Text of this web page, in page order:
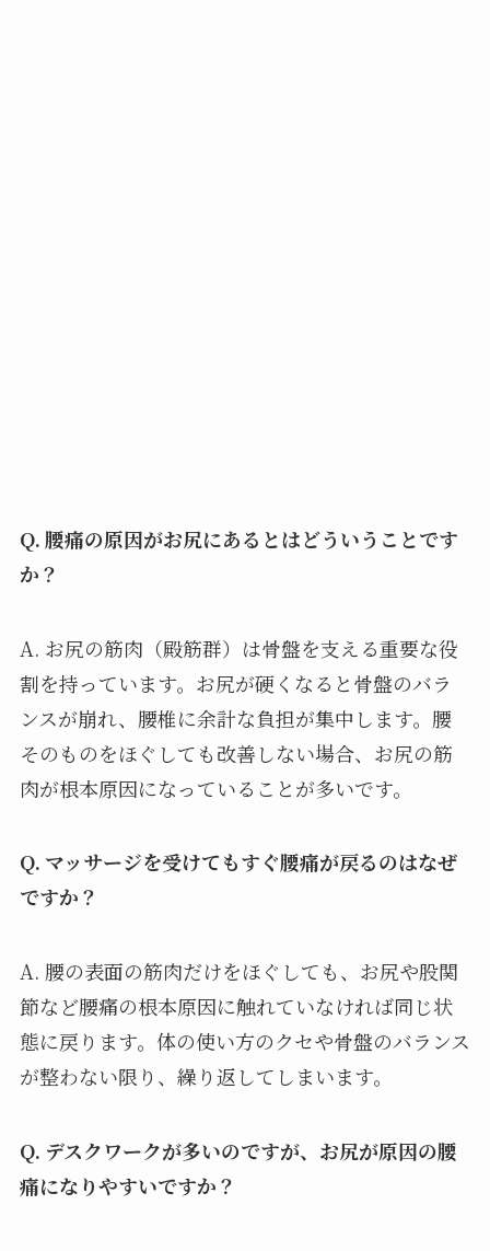
Q. 腰痛の原因がお尻にあるとはどういうことです
か？
A. お尻の筋肉（殿筋群）は骨盤を支える重要な役
割を持っています。お尻が硬くなると骨盤のバラ
ンスが崩れ、腰椎に余計な負担が集中します。腰
そのものをほぐしても改善しない場合、お尻の筋
肉が根本原因になっていることが多いです。
Q. マッサージを受けてもすぐ腰痛が戻るのはなぜ
ですか？
A. 腰の表面の筋肉だけをほぐしても、お尻や股関
節など腰痛の根本原因に触れていなければ同じ状
態に戻ります。体の使い方のクセや骨盤のバランス
が整わない限り、繰り返してしまいます。
Q. デスクワークが多いのですが、お尻が原因の腰
痛になりやすいですか？